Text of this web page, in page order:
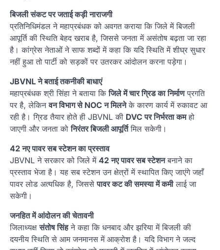
बिजली संकट पर जताई कड़ी नाराजगी
प्रतिनिधिमंडल ने महाप्रबंधक को अवगत कराया कि जिले में बिजली
आपूर्ति की स्थिति बेहद खराब है, जिससे जनता में असंतोष बढ़ता जा रहा
है। कांग्रेस नेताओं ने साफ शब्दों में कहा कि यदि स्थिति में शीघ्र सुधार
नहीं हुआ तो पार्टी को सड़कों पर उतरकर आंदोलन करना पड़ेगा।
JBVNL ने बताई तकनीकी बाधाएं
महाप्रबंधक श्री सिंहा ने बताया किजिले में चार ग्रिड का निर्माणप्रगति
पर है, लेकिनवन विभाग से NOC न मिलनेके कारण कार्य में रुकावट आ
रही है। ग्रिड तैयार होते ही JBVNL की DVC पर निर्भरता कमहो
जाएगी और जनता कोनिरंतर बिजली आपूर्तिमिल सकेगी।
42 नए पावर सब स्टेशन का प्रस्ताव
JBVNL ने सरकार को जिले में 42 नए पावर सब स्टेशनबनाने का
प्रस्ताव भेजा है। यह सब स्टेशन उन क्षेत्रों में स्थापित किए जाएंगे जहाँ
पावर लोड अत्यधिक है, जिससेपावर कट की समस्या में कमीलाई जा
सकेगी।
जनहित में आंदोलन की चेतावनी
जिलाध्यक्षसंतोष सिंहने कहा कि धनबाद और झरिया में बिजली की
दयनीय स्थिति से आम जनमानस में आक्रोश है। यदि विभाग ने जल्द